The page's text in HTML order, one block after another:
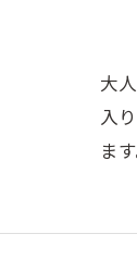
大
入
ま